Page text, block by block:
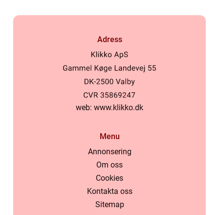
Adress
web: www.klikko.dk
Menu
Annonsering
Om oss
Cookies
Kontakta oss
Sitemap